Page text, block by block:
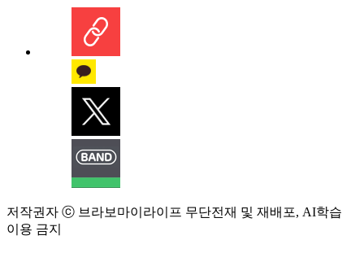
저작권자 ⓒ 브라보마이라이프 무단전재 및 재배포, AI학습
이용 금지